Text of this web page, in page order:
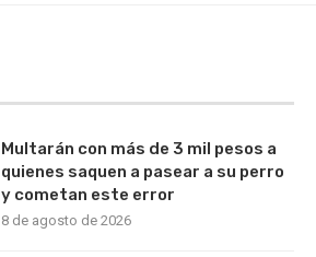
Multarán con más de 3 mil pesos a
quienes saquen a pasear a su perro
y cometan este error
8 de agosto de 2026